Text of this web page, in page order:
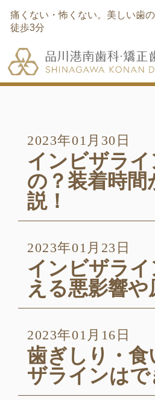
痛くない・怖くない。美しい歯
徒歩3分
2023年01月30日
インビザラ
の？装着時
説！
2023年01月23日
インビザラ
える悪影響
2023年01月16日
歯ぎしり・
ザラインはで